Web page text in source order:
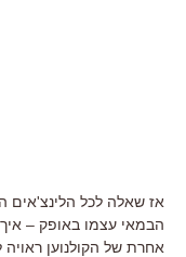
אז שאלה לכל הלינצ'אים
הבמאי עצמו באופק – איך
אחרת של הקולנוען